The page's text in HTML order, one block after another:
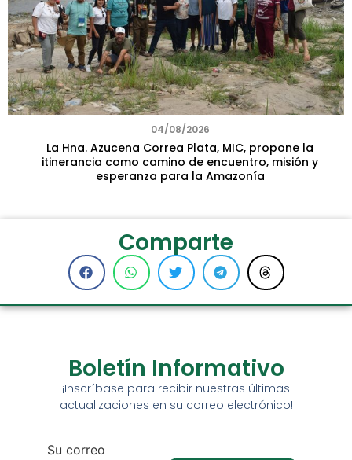
04/08/2026
La Hna. Azucena Correa Plata, MIC, propone la
itinerancia como camino de encuentro, misión y
esperanza para la Amazonía
Comparte
Boletín Informativo
¡Inscríbase para recibir nuestras últimas
actualizaciones en su correo electrónico!
Su correo